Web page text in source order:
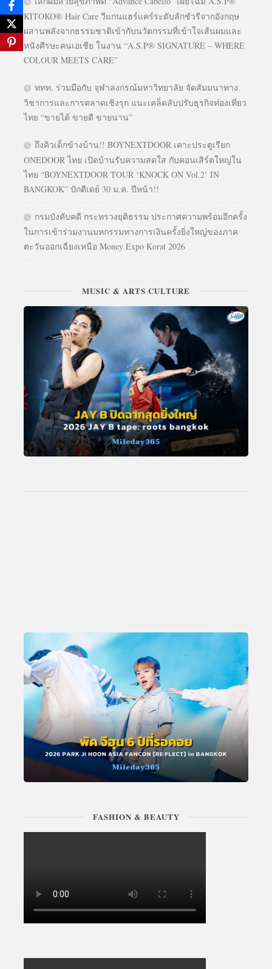
KITOKO® Hair Care วีแกนแฮร์แคร์ระดับลักชัวรีจากอังกฤษ
ผสานพลังจากธรรมชาติเข้ากับนวัตกรรมที่เข้าใจเส้นผมและ
หนังศีรษะคนเอเชีย ในงาน “A.S.P® SIGNATURE – WHERE
COLOUR MEETS CARE”
ททท. ร่วมมือกับ จุฬาลงกรณ์มหาวิทยาลัย จัดสัมมนาทาง
วิชาการและการตลาดเชิงรุก แนะเคล็ดลับปรับธุรกิจท่องเที่ยว
ไทย “ขายได้ ขายดี ขายนาน”
ถึงคิวเด็กข้างบ้าน!! BOYNEXTDOOR เคาะประตูเรียก
ONEDOOR ไทย เปิดบ้านรับความสดใส กับคอนเสิร์ตใหญ่ใน
ไทย “BOYNEXTDOOR TOUR ‘KNOCK ON Vol.2’ IN
BANGKOK” ปักดีเดย์ 30 ม.ค. ปีหน้า!!
กรมบังคับคดี กระทรวงยุติธรรม ประกาศความพร้อมอีกครั้ง
ในการเข้าร่วมงานมหกรรมทางการเงินครั้งยิ่งใหญ่ของภาค
ตะวันออกเฉียงเหนือ Money Expo Korat 2026
MUSIC & ARTS CULTURE